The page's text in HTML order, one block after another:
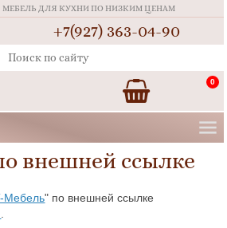
МЕБЕЛЬ ДЛЯ КУХНИ ПО НИЗКИМ ЦЕНАМ
+7(927) 363-04-90
0
внешней ссылке
Мебель" по внешней ссылке